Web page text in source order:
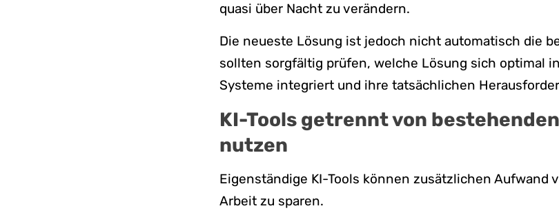
quasi über Nacht zu verändern.
Die neueste Lösung ist jedoch nicht automatisch die
sollten sorgfältig prüfen, welche Lösung sich optimal
Systeme integriert und ihre tatsächlichen
KI-Tools getrennt von
nutzen
Eigenständige KI-Tools können zusätzlichen Aufwand
Arbeit zu sparen.